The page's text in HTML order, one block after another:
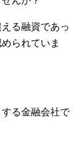
る融資であっ
られていま
る金融会社で